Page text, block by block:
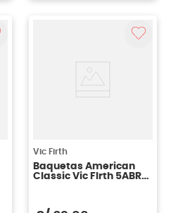
Vic Firth
Baquetas American
Classic Vic FIrth 5ABRL